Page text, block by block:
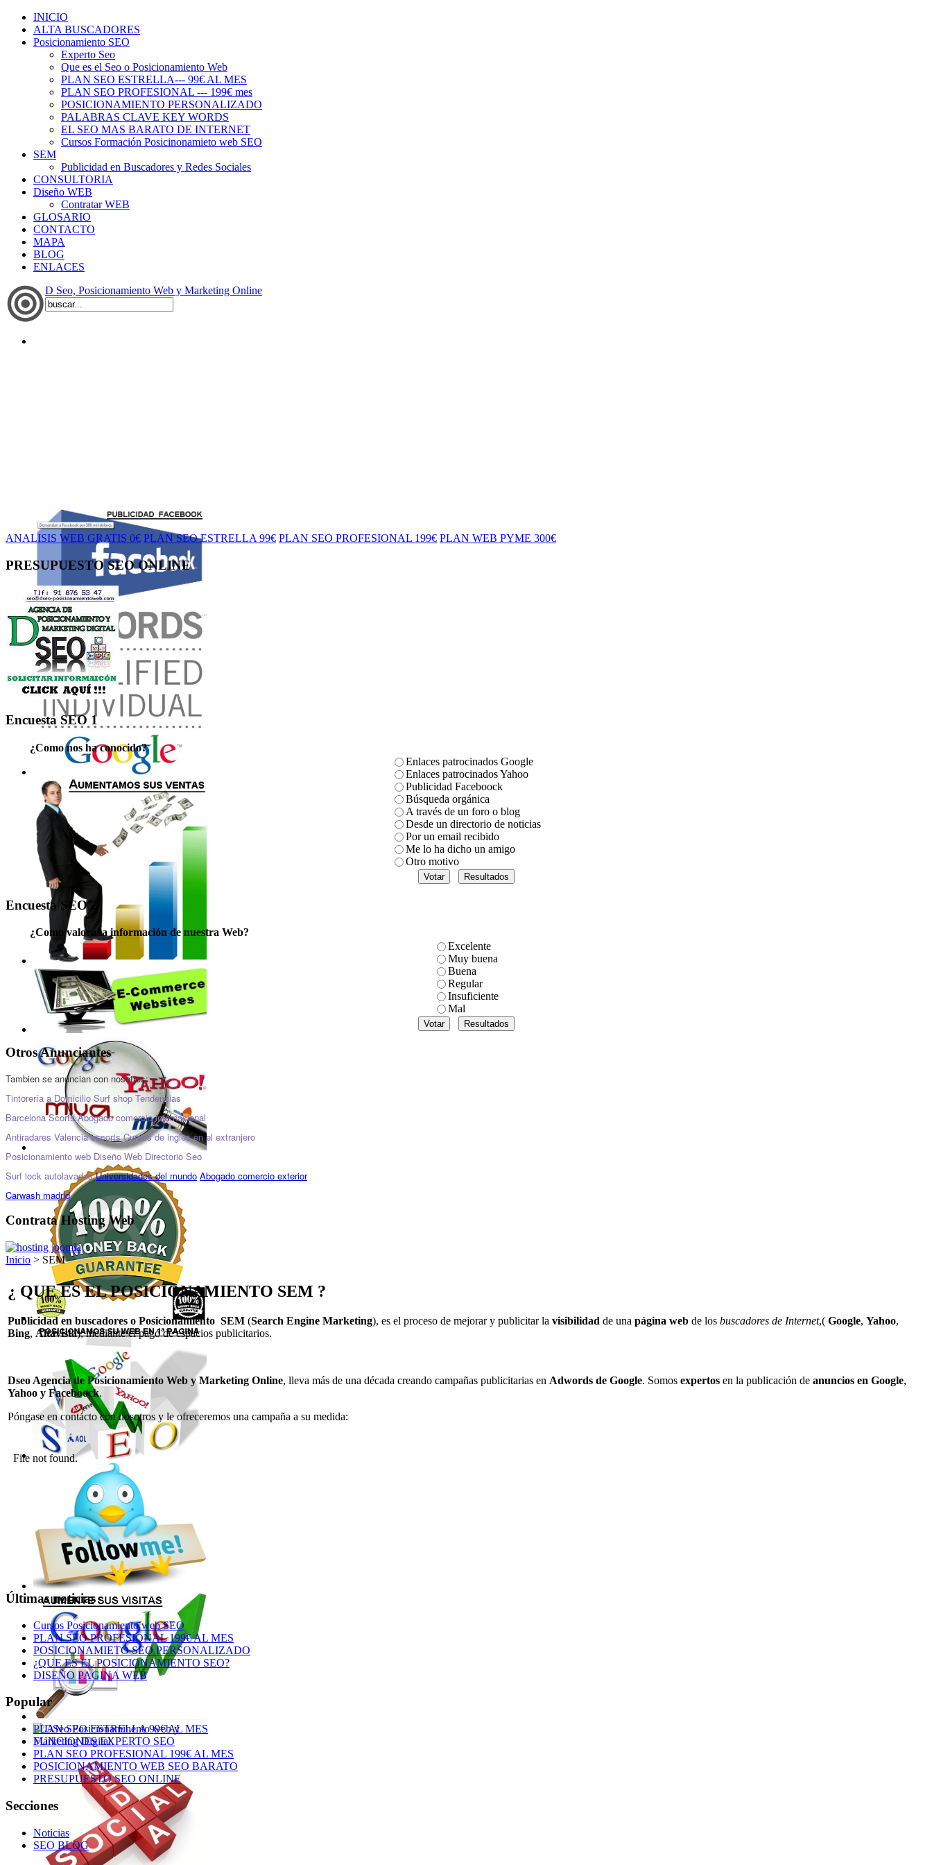
INICIO
ALTA BUSCADORES
Posicionamiento SEO
Experto Seo
Que es el Seo o Posicionamiento Web
PLAN SEO ESTRELLA--- 99€ AL MES
PLAN SEO PROFESIONAL --- 199€ mes
POSICIONAMIENTO PERSONALIZADO
PALABRAS CLAVE KEY WORDS
EL SEO MAS BARATO DE INTERNET
Cursos Formación Posicinonamieto web SEO
SEM
Publicidad en Buscadores y Redes Sociales
CONSULTORIA
Diseño WEB
Contratar WEB
GLOSARIO
CONTACTO
MAPA
BLOG
ENLACES
D Seo, Posicionamiento Web y Marketing Online
ANALISIS WEB GRATIS 0€ PLAN SEO ESTRELLA 99€ PLAN SEO PROFESIONAL 199€ PLAN WEB PYME 300€
PRESUPUESTO SEO ONLINE
Encuesta SEO 1
¿Como nos ha conocido?
Enlaces patrocinados Google
Enlaces patrocinados Yahoo
Publicidad Faceboock
Búsqueda orgánica
A través de un foro o blog
Desde un directorio de noticias
Por un email recibido
Me lo ha dicho un amigo
Otro motivo
Encuesta SEO 2
¿Como valora la información de nuestra Web?
Excelente
Muy buena
Buena
Regular
Insuficiente
Mal
Otros Anunciantes
Tambien se anuncian con nosotros:
Tintorería a Domicilio Surf shop Tendencias
Barcelona Scorts Abogado comercio internacional
Antiradares Valencia escorts Cursos de ingles en el extranjero
Posicionamiento web Diseño Web Directorio Seo
Surf lock autolavados Universidades del mundo Abogado comercio exterior
Carwash madrid
Contrata Hosting Web
Inicio > SEM
¿ QUE ES EL POSICIONAMIENTO SEM ?
Publicidad en buscadores o Posicionamiento SEM (Search Engine Marketing), es el proceso de mejorar y publicitar la visibilidad de una página web de los buscadores de Internet,( Google, Yahoo,
Bing, Altavista), mediante el pago de espacios publicitarios.
Dseo Agencia de Posicionamiento Web y Marketing Online, lleva más de una década creando campañas publicitarias en Adwords de Google. Somos expertos en la publicación de anuncios en Google,
Yahoo y Faceboock.
Póngase en contacto con nosotros y le ofreceremos una campaña a su medida:
Últimas noticias
Cursos Posicionamiento web SEO
PLAN SEO PROFESIONAL 199€ AL MES
POSICIONAMIETO SEO PERSONALIZADO
¿QUE ES EL POSICIONAMIENTO SEO?
DISEÑO PAGINA WEB
Popular
PLAN SEO ESTRELLA 99€ AL MES
FUNCIONES EXPERTO SEO
PLAN SEO PROFESIONAL 199€ AL MES
POSICIONAMIENTO WEB SEO BARATO
PRESUPUESTO SEO ONLINE
Secciones
Noticias
SEO BLOG